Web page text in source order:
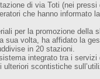
di via Toti (nei
che hanno informato
per la promozione
sua volta, ha affidato la
in 20 stazioni.
integrato tra i
scontistiche